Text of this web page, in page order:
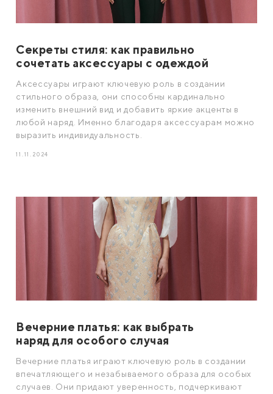
Секреты стиля: как правильно
сочетать аксессуары с одеждой
Аксессуары играют ключевую роль в создании
стильного образа, они способны кардинально
изменить внешний вид и добавить яркие акценты в
любой наряд. Именно благодаря аксессуарам можно
выразить индивидуальность.
11.11.2024
Вечерние платья: как выбрать
наряд для особого случая
Вечерние платья играют ключевую роль в создании
впечатляющего и незабываемого образа для особых
случаев. Они придают уверенность, подчеркивают